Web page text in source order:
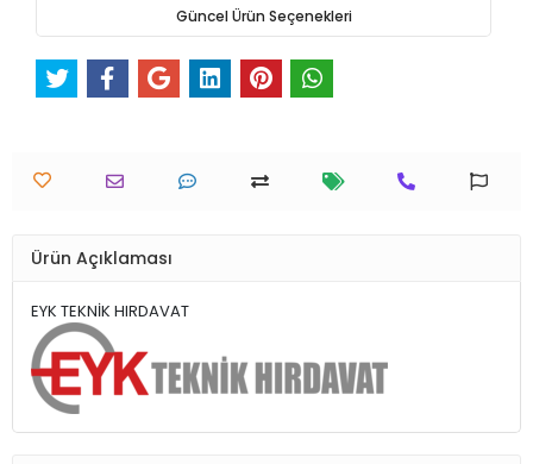
Güncel Ürün Seçenekleri
Ürün Açıklaması
EYK TEKNİK HIRDAVAT